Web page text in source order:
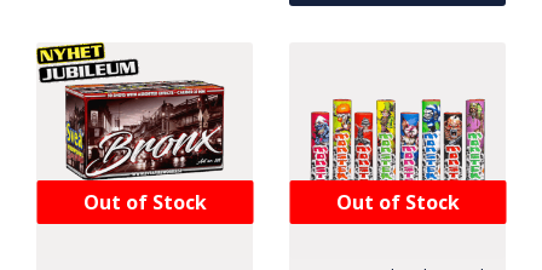
Out of Stock Out of Stock